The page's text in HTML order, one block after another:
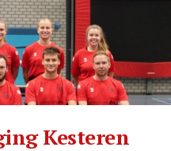
Kesteren